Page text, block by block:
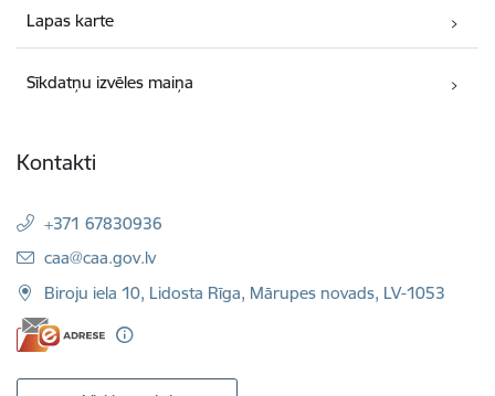
Lapas karte
Sīkdatņu izvēles maiņa
Kontakti
+371 67830936
E-pasts:
caa@caa.gov.lv
Biroju iela 10, Lidosta Rīga, Mārupes novads, LV-1053